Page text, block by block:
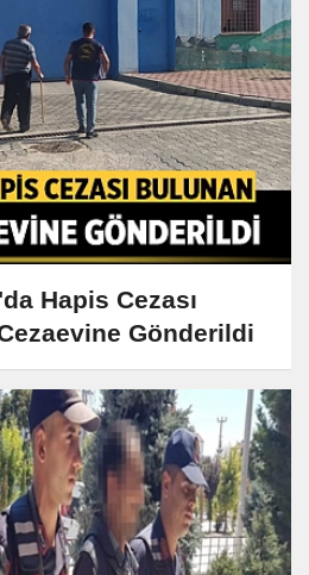
Hapis Cezası
Gönderildi